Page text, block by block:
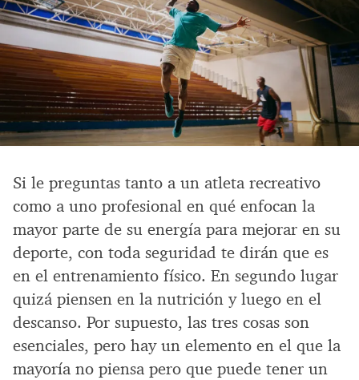
Si le preguntas tanto a un atleta recreativo
como a uno profesional en qué enfocan la
mayor parte de su energía para mejorar en su
deporte, con toda seguridad te dirán que es
en el entrenamiento físico. En segundo lugar
quizá piensen en la nutrición y luego en el
descanso. Por supuesto, las tres cosas son
esenciales, pero hay un elemento en el que la
mayoría no piensa pero que puede tener un